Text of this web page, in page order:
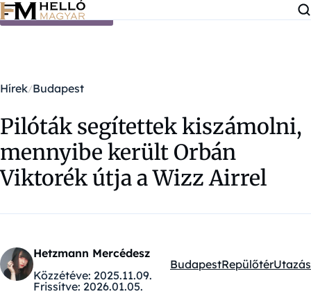
Ugrás a tartalomra
Hírek Budapest
Pilóták segítettek kiszámolni,
mennyibe került Orbán
Viktorék útja a Wizz Airrel
Hetzmann Mercédesz
Közzétéve: 2025.11.09.
Frissítve: 2026.01.05.
Kategóriák:
BudapestRepülőtérUtazás